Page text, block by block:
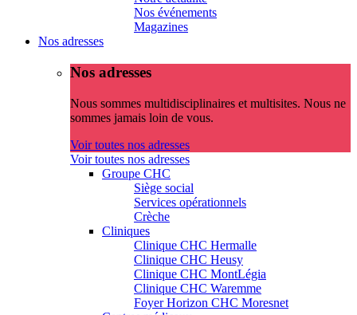
Nos événements
Magazines
Nos adresses
Nos adresses
Nous sommes multidisciplinaires et multisites. Nous ne
sommes jamais loin de vous.
Voir toutes nos adresses
Voir toutes nos adresses
Groupe CHC
Siège social
Services opérationnels
Crèche
Cliniques
Clinique CHC Hermalle
Clinique CHC Heusy
Clinique CHC MontLégia
Clinique CHC Waremme
Foyer Horizon CHC Moresnet